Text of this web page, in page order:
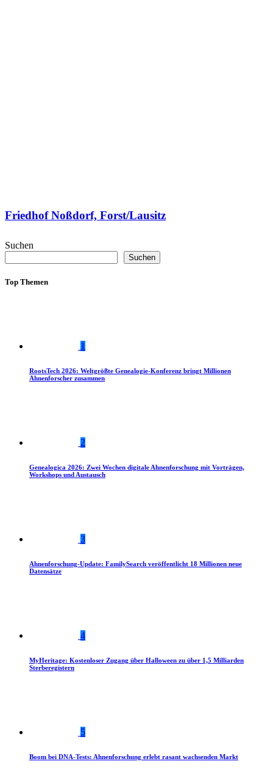
Friedhof Noßdorf, Forst/Lausitz
Suchen
Suchen
Top Themen
1
RootsTech 2026: Weltgrößte Genealogie-Konferenz bringt Millionen
Ahnenforscher zusammen
2
Genealogica 2026: Zwei Wochen digitale Ahnenforschung mit Vorträgen,
Workshops und Austausch
3
Ahnenforschung-Update: FamilySearch veröffentlicht 18 Millionen neue
Datensätze
4
MyHeritage: Kostenloser Zugang über Halloween zu über 1,5 Milliarden
Sterberegistern
5
Boom bei DNA-Tests: Ahnenforschung erlebt rasant wachsenden Markt